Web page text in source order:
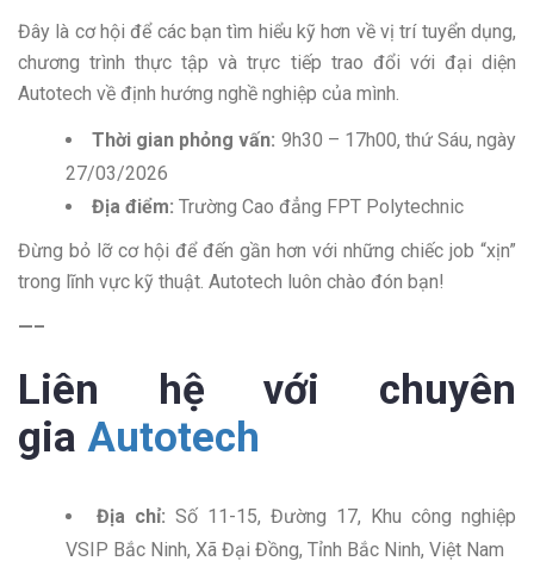
Đây là cơ hội để các bạn tìm hiểu kỹ hơn về vị trí tuyển dụng,
chương trình thực tập và trực tiếp trao đổi với đại diện
Autotech về định hướng nghề nghiệp của mình.
Thời gian phỏng vấn: 9h30 – 17h00, thứ Sáu, ngày
27/03/2026
Địa điểm: Trường Cao đẳng FPT Polytechnic
Đừng bỏ lỡ cơ hội để đến gần hơn với những chiếc job “xịn”
trong lĩnh vực kỹ thuật. Autotech luôn chào đón bạn!
—–
Liên hệ với chuyên
gia Autotech
Địa chỉ: Số 11-15, Đường 17, Khu công nghiệp
VSIP Bắc Ninh, Xã Đại Đồng, Tỉnh Bắc Ninh, Việt Nam